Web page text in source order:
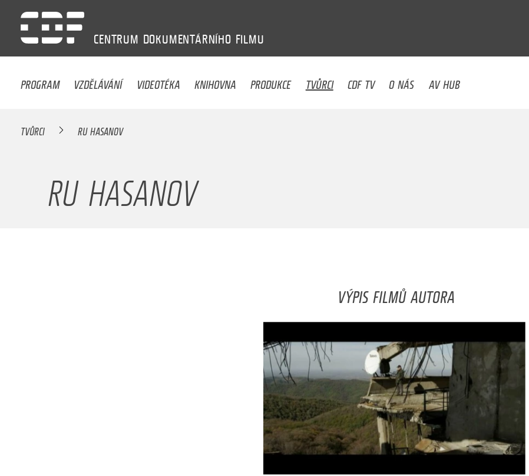
CENTRUM DOKUMENTÁRNÍHO FILMU
PROGRAM VZDĚLÁVÁNÍ VIDEOTÉKA KNIHOVNA PRODUKCE TVŮRCI CDF TV O NÁS AV HUB
TVŮRCI RU HASANOV
RU HASANOV
VÝPIS FILMŮ AUTORA